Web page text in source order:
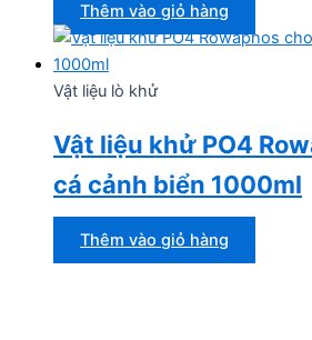
Thêm vào giỏ hàng
Vật liệu lò khử
Vật liệu khử PO4
cá cảnh biển 1000ml
Thêm vào giỏ hàng